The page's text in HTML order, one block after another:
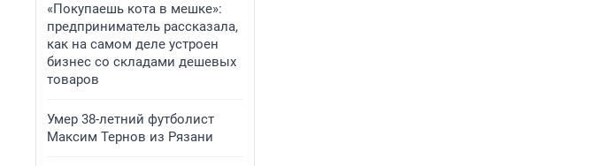
«Покупаешь кота в мешке»:
предприниматель рассказала,
как на самом деле устроен
бизнес со складами дешевых
товаров
Умер 38-летний футболист
Максим Тернов из Рязани